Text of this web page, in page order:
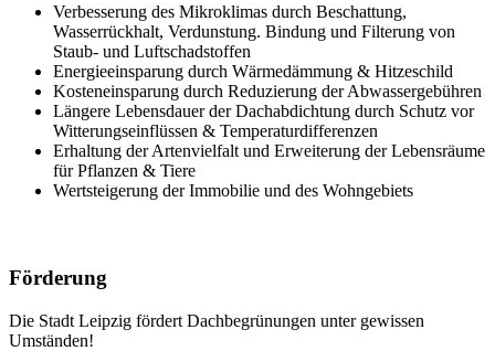
Verbesserung des Mikroklimas durch Beschattung,
Wasserrückhalt, Verdunstung. Bindung und Filterung von
Staub- und Luftschadstoffen
Energieeinsparung durch Wärmedämmung & Hitzeschild
Kosteneinsparung durch Reduzierung der Abwassergebühren
Längere Lebensdauer der Dachabdichtung durch Schutz vor
Witterungseinflüssen & Temperaturdifferenzen
Erhaltung der Artenvielfalt und Erweiterung der Lebensräume
für Pflanzen & Tiere
Wertsteigerung der Immobilie und des Wohngebiets
Förderung
Die Stadt Leipzig fördert Dachbegrünungen unter gewissen
Umständen!